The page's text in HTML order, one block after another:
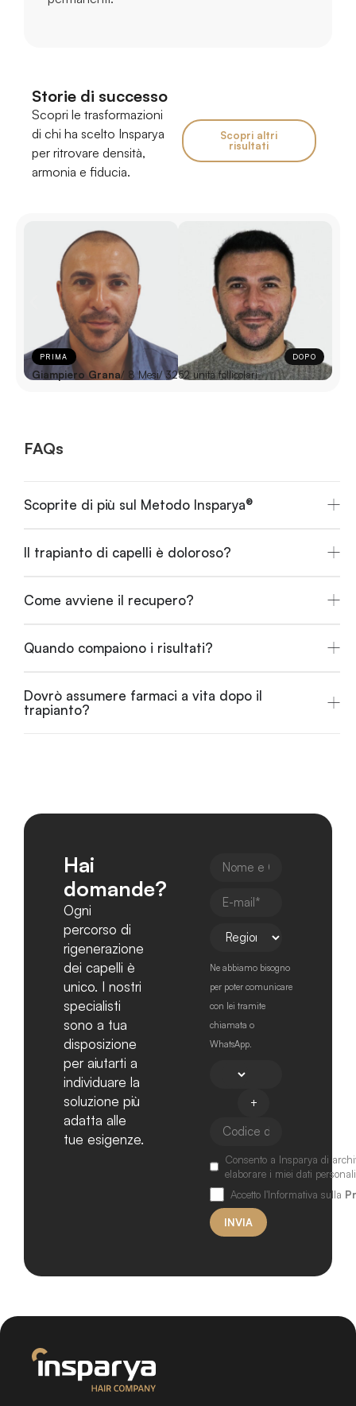
Storie di successo
Scopri le trasformazioni
di chi ha scelto Insparya
per ritrovare densità,
armonia e fiducia.
Scopri altri
risultati
PRIMA DOPO
Giampiero Grana/ 8 Mesi/ 3252 unità follicolari
FAQs
Scoprite di più sul Metodo Insparya®
Il trapianto di capelli è doloroso?
Come avviene il recupero?
Quando compaiono i risultati?
Dovrò assumere farmaci a vita dopo il
trapianto?
Hai
domande?
Ogni
percorso di
rigenerazione
dei capelli è
unico. I nostri
specialisti
sono a tua
disposizione
per aiutarti a
individuare la
soluzione più
adatta alle
tue esigenze.
Ne abbiamo bisogno
per poter comunicare
con lei tramite
chiamata o
WhatsApp.
Consento a Insparya di
elaborare i miei dati
Accetto l'Informativa sulla